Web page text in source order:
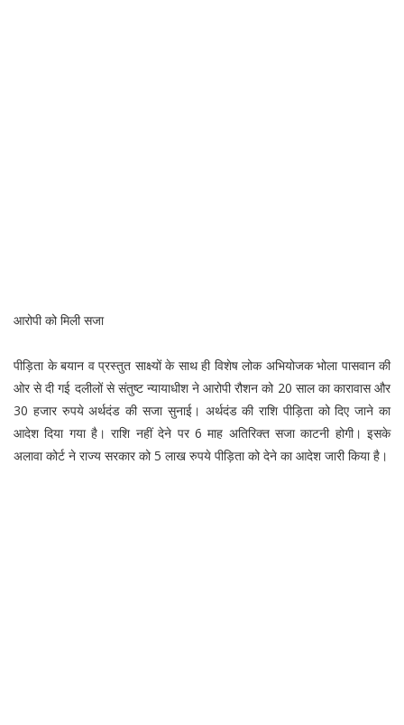
आरोपी को मिली सजा
पीड़िता के बयान व प्रस्तुत साक्ष्यों के साथ ही विशेष लोक अभियोजक भोला पासवान की
ओर से दी गई दलीलों से संतुष्ट न्यायाधीश ने आरोपी रौशन को 20 साल का कारावास और
30 हजार रुपये अर्थदंड की सजा सुनाई। अर्थदंड की राशि पीड़िता को दिए जाने का
आदेश दिया गया है। राशि नहीं देने पर 6 माह अतिरिक्त सजा काटनी होगी। इसके
अलावा कोर्ट ने राज्य सरकार को 5 लाख रुपये पीड़िता को देने का आदेश जारी किया है।